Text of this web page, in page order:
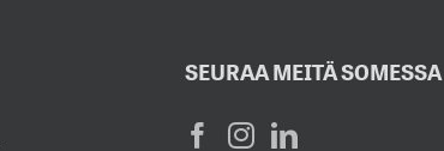
SEURAA MEITÄ SOMESSA